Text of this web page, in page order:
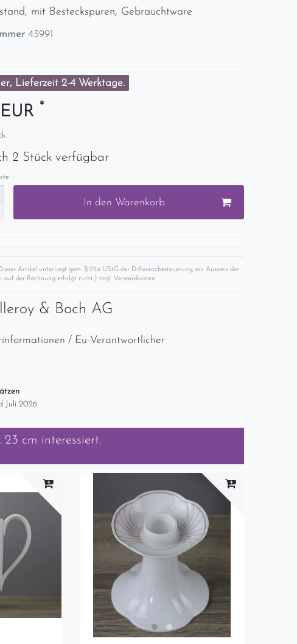
mit Besteckspuren, Gebrauchtware
43991
Lieferzeit 2-4 Werktage.
*
2 Stück verfügbar
In den Warenkorb
Artikel unterliegt gem. § 25a UStG der Differenzbesteuerung, ein Ausweis der
auf der Rechnung erfolgt nicht.) zzgl. Versandkosten
& Boch AG
/ Eu-Verantwortlicher
Juli 2026
23 cm interessiert.